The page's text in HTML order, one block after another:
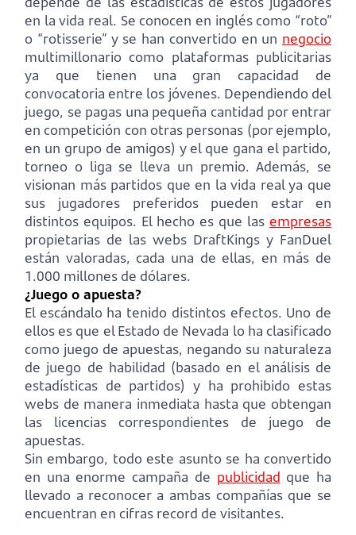
en la vida real. Se conocen en inglés como “roto”
o “rotisserie” y se han convertido en un negocio
multimillonario como plataformas publicitarias
ya que tienen una gran capacidad de
convocatoria entre los jóvenes. Dependiendo del
juego, se pagas una pequeña cantidad por entrar
en competición con otras personas (por ejemplo,
en un grupo de amigos) y el que gana el partido,
torneo o liga se lleva un premio. Además, se
visionan más partidos que en la vida real ya que
sus jugadores preferidos pueden estar en
distintos equipos. El hecho es que las empresas
propietarias de las webs DraftKings y FanDuel
están valoradas, cada una de ellas, en más de
1.000 millones de dólares.
¿Juego o apuesta?
El escándalo ha tenido distintos efectos. Uno de
ellos es que el Estado de Nevada lo ha clasificado
como juego de apuestas, negando su naturaleza
de juego de habilidad (basado en el análisis de
estadísticas de partidos) y ha prohibido estas
webs de manera inmediata hasta que obtengan
las licencias correspondientes de juego de
apuestas.
Sin embargo, todo este asunto se ha convertido
en una enorme campaña de publicidad que ha
llevado a reconocer a ambas compañías que se
encuentran en cifras record de visitantes.